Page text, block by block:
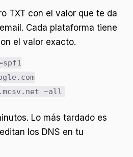
TXT con el valor que te da
Cada plataforma tiene
el valor exacto.
~all
Lo más tardado es
los DNS en tu